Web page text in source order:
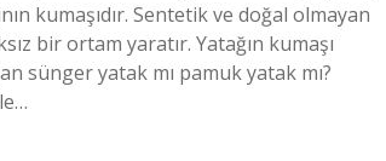
kumaşıdır. Sentetik ve doğal olmayan
bir ortam yaratır. Yatağın kumaşı
sünger yatak mı pamuk yatak mı?